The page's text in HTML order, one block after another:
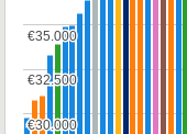
€30.000
€30.000
€32.500
€32.500
€35.000
€35.000